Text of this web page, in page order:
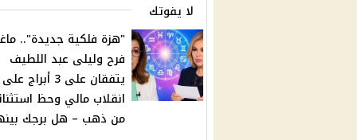
لا يفوتك
"هزة فلكية جديدة"..
فرح وليلى عبد اللطيف
يتفقان على 3
انقلاب مالي وحظ
من ذهب – هل برجك